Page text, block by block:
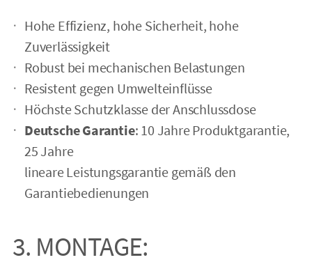
Hohe Effizienz, hohe Sicherheit, hohe
Zuverlässigkeit
Robust bei mechanischen Belastungen
Resistent gegen Umwelteinflüsse
Höchste Schutzklasse der Anschlussdose
Deutsche Garantie: 10 Jahre Produktgarantie,
25 Jahre
lineare Leistungsgarantie gemäß den
Garantiebedienungen
3. MONTAGE: